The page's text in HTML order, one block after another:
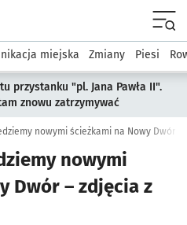
podserwis: Komunikacja
miejska Zmiany Piesi
przystanku "pl. Jana Pawła II".
znowu zatrzymywać
nowymi ścieżkami na Nowy Dwór
nowymi
Dwór – zdjęcia z